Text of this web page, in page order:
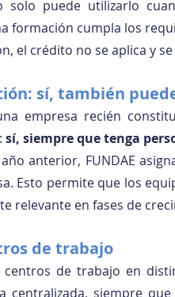
puede utilizarlo
formación cumpla los
el crédito no se aplica y
sí, también
empresa recién
sí, siempre que tenga
anterior, FUNDAE
Esto permite que los
relevante en fases de
de trabajo
de trabajo en
centralizada, siempre